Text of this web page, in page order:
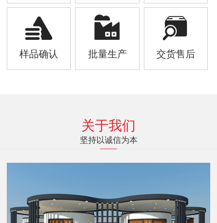
样品确认 批量生产 交货售后
关于我们
坚持以诚信为本